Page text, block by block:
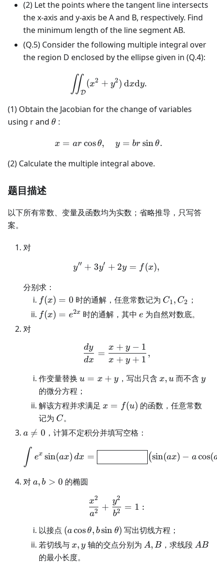
(2) Let the points where the tangent line intersects
the x-axis and y-axis be A and B, respectively. Find
the minimum length of the line segment AB.
(Q.5) Consider the following multiple integral over
the region D enclosed by the ellipse given in (Q.4):
\iint_{\mathcal{D}}
∬D
(x2 + y2) dxdy.
(1) Obtain the Jacobian for the change of variables
using r and \theta
θ :
x = ar\cos\theta, \quad
x = ar cosθ, y = br sinθ.
(2) Calculate the multiple integral above.
题目描述
以下所有常数、变量及函数均为实数；省略推导，只写答
案。
对
y''+3y'+2y=f(x),
y′′ + 3y′ + 2y = f(x),
分别求：
f(x)=0
f(x) = 0 时的通解，任意常数记为 C_1,C_2
C1, C2 ；
f(x)=e^{2x}
f(x) = e2x 时的通解，其中 e
e 为自然对数底。
对
dx
dy
=
x + y + 1
x + y − 1
,
作变量替换 u=x+y
u = x + y ，写出只含x,u
x, u 而不含y
y
的微分方程；
解该方程并求满足 x=f(u)
x = f(u) 的函数，任意常数
记为 C
C。
a\ne0
a 
= 0 ，计算不定积分并填写空格：
\int e^x\sin(ax)\,dx
∫ ex sin(ax) dx = (sin(ax) − acos(
对a,b>0
a, b > 0 的椭圆
a2
x2
+
b2
y2
= 1 :
以接点 (a\cos\theta,b\sin\theta)
(acosθ, bsin θ) 写出切线方程；
若切线与 x,y
x, y轴的交点分别为 A,B
A, B ，求线段AB
AB
的最小长度。